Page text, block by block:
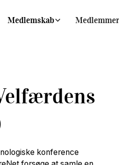
Medlemskab Medlemmer
konference